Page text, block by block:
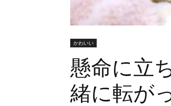
かわいい
懸命に立
緒に転が